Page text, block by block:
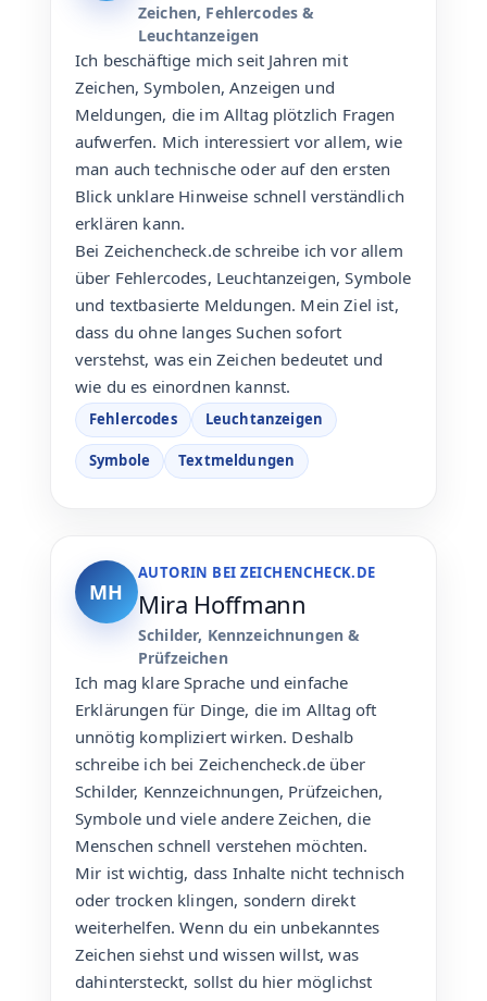
Zeichen, Fehlercodes &
Leuchtanzeigen
Ich beschäftige mich seit Jahren mit
Zeichen, Symbolen, Anzeigen und
Meldungen, die im Alltag plötzlich Fragen
aufwerfen. Mich interessiert vor allem, wie
man auch technische oder auf den ersten
Blick unklare Hinweise schnell verständlich
erklären kann.
Bei Zeichencheck.de schreibe ich vor allem
über Fehlercodes, Leuchtanzeigen, Symbole
und textbasierte Meldungen. Mein Ziel ist,
dass du ohne langes Suchen sofort
verstehst, was ein Zeichen bedeutet und
wie du es einordnen kannst.
Fehlercodes Leuchtanzeigen
Symbole Textmeldungen
MH
AUTORIN BEI ZEICHENCHECK.DE
Mira Hoffmann
Schilder, Kennzeichnungen &
Prüfzeichen
Ich mag klare Sprache und einfache
Erklärungen für Dinge, die im Alltag oft
unnötig kompliziert wirken. Deshalb
schreibe ich bei Zeichencheck.de über
Schilder, Kennzeichnungen, Prüfzeichen,
Symbole und viele andere Zeichen, die
Menschen schnell verstehen möchten.
Mir ist wichtig, dass Inhalte nicht technisch
oder trocken klingen, sondern direkt
weiterhelfen. Wenn du ein unbekanntes
Zeichen siehst und wissen willst, was
dahintersteckt, sollst du hier möglichst